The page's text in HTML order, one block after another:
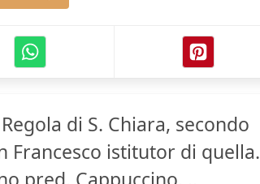
di S. Chiara, secondo
Francesco istitutor di quella.